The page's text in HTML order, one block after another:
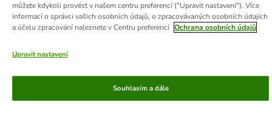
můžete kdykoli provést v našem centru preferencí ("Upravit nastavení"). Více
informací o správci vašich osobních údajů, o zpracovávaných osobních údajích
a účelu zpracování naleznete v Centru preferencí Ochrana osobních údajů
Upravit nastavení
Souhlasím a dále